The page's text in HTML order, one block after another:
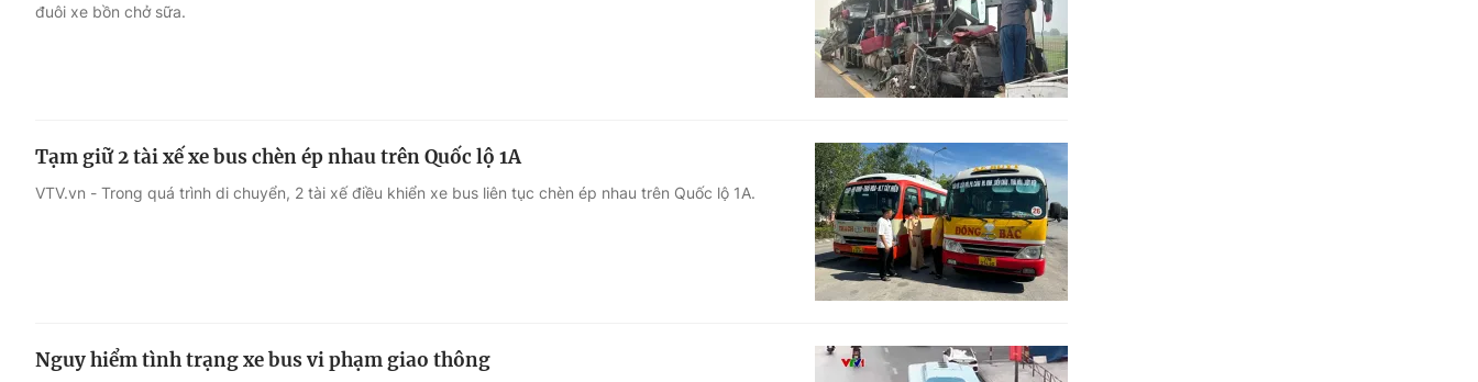
đuôi xe bồn chở sữa.
Tạm giữ 2 tài xế xe bus chèn ép nhau trên Quốc lộ 1A
VTV.vn - Trong quá trình di chuyển, 2 tài xế điều khiển xe bus liên tục chèn ép nhau trên Quốc lộ 1A.
Nguy hiểm tình trạng xe bus vi phạm giao thông